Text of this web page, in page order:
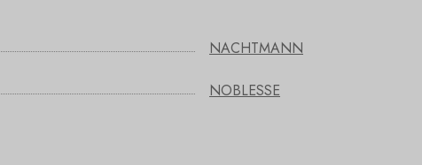
NACHTMANN
NOBLESSE